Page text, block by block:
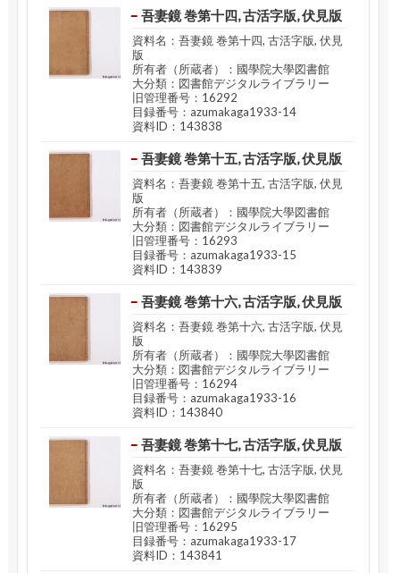
吾妻鏡 巻第十四, 古活字版, 伏見版
資料名：吾妻鏡 巻第十四, 古活字版, 伏見
版
所有者（所蔵者）：國學院大學図書館
大分類：図書館デジタルライブラリー
旧管理番号：16292
目録番号：azumakaga1933-14
資料ID：143838
吾妻鏡 巻第十五, 古活字版, 伏見版
資料名：吾妻鏡 巻第十五, 古活字版, 伏見
版
所有者（所蔵者）：國學院大學図書館
大分類：図書館デジタルライブラリー
旧管理番号：16293
目録番号：azumakaga1933-15
資料ID：143839
吾妻鏡 巻第十六, 古活字版, 伏見版
資料名：吾妻鏡 巻第十六, 古活字版, 伏見
版
所有者（所蔵者）：國學院大學図書館
大分類：図書館デジタルライブラリー
旧管理番号：16294
目録番号：azumakaga1933-16
資料ID：143840
吾妻鏡 巻第十七, 古活字版, 伏見版
資料名：吾妻鏡 巻第十七, 古活字版, 伏見
版
所有者（所蔵者）：國學院大學図書館
大分類：図書館デジタルライブラリー
旧管理番号：16295
目録番号：azumakaga1933-17
資料ID：143841